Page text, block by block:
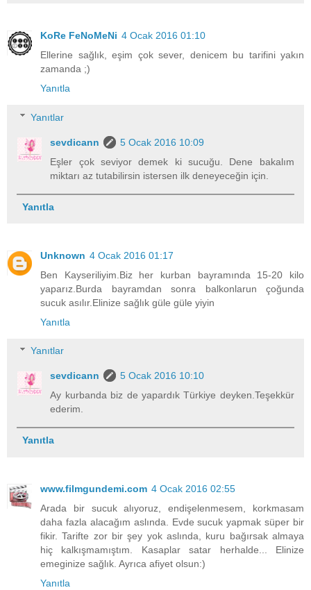
KoRe FeNoMeNi 4 Ocak 2016 01:10
Ellerine sağlık, eşim çok sever, denicem bu tarifini yakın
zamanda ;)
Yanıtla
Yanıtlar
sevdicann
5 Ocak 2016 10:09
Eşler çok seviyor demek ki sucuğu. Dene bakalım
miktarı az tutabilirsin istersen ilk deneyeceğin için.
Yanıtla
Unknown 4 Ocak 2016 01:17
Ben Kayseriliyim.Biz her kurban bayramında 15-20 kilo
yaparız.Burda bayramdan sonra balkonlarun çoğunda
sucuk asılır.Elinize sağlık güle güle yiyin
Yanıtla
Yanıtlar
sevdicann
5 Ocak 2016 10:10
Ay kurbanda biz de yapardık Türkiye deyken.Teşekkür
ederim.
Yanıtla
www.filmgundemi.com 4 Ocak 2016 02:55
Arada bir sucuk alıyoruz, endişelenmesem, korkmasam
daha fazla alacağım aslında. Evde sucuk yapmak süper bir
fikir. Tarifte zor bir şey yok aslında, kuru bağırsak almaya
hiç kalkışmamıştım. Kasaplar satar herhalde... Elinize
emeginize sağlık. Ayrıca afiyet olsun:)
Yanıtla